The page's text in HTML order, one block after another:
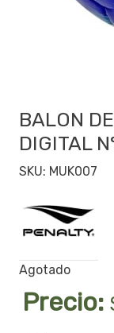
BALON
DIGITAL
SKU: MUK007
Agotado
Precio: